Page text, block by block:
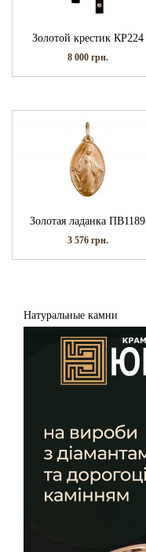
Золотой крестик КР224
8 000 грн.
Золотая ладанка ПВ1189
3 576 грн.
Натуральные камни